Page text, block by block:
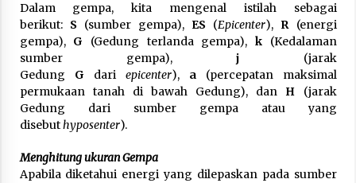
Dalam gempa, kita mengenal istilah sebagai
berikut: S (sumber gempa),ES (Epicenter), R(energi
gempa), G (Gedung terlanda gempa), k(Kedalaman
sumber gempa),j (jarak
Gedung G dari epicenter), a(percepatan maksimal
permukaan tanah di bawah Gedung), dan H (jarak
Gedung dari sumber gempa atau yang
disebuthyposenter).
Menghitung ukuran Gempa
Apabila diketahui energi yang dilepaskan pada sumber